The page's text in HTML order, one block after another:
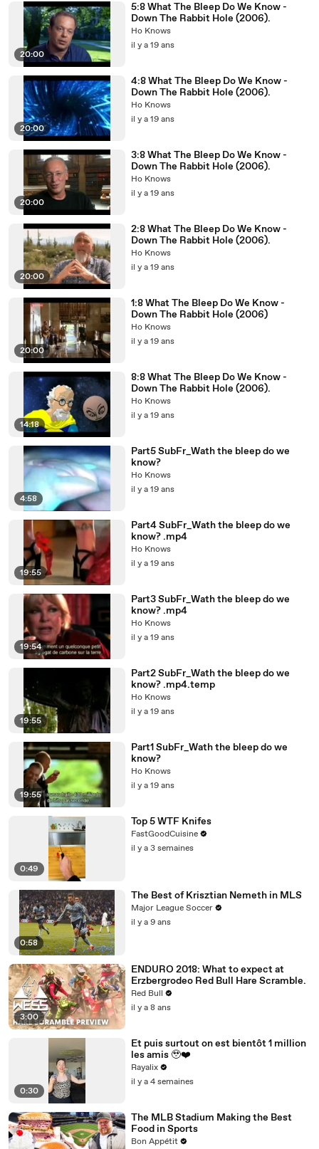
20:00
5:8 What The Bleep Do We Know -
Down The Rabbit Hole (2006).
Ho Knows
il y a 19 ans
20:00
4:8 What The Bleep Do We Know -
Down The Rabbit Hole (2006).
Ho Knows
il y a 19 ans
20:00
3:8 What The Bleep Do We Know -
Down The Rabbit Hole (2006).
Ho Knows
il y a 19 ans
20:00
2:8 What The Bleep Do We Know -
Down The Rabbit Hole (2006).
Ho Knows
il y a 19 ans
20:00
1:8 What The Bleep Do We Know -
Down The Rabbit Hole (2006)
Ho Knows
il y a 19 ans
14:18
8:8 What The Bleep Do We Know -
Down The Rabbit Hole (2006).
Ho Knows
il y a 19 ans
4:58
Part5 SubFr_Wath the bleep do we
know?
Ho Knows
il y a 19 ans
19:55
Part4 SubFr_Wath the bleep do we
know? .mp4
Ho Knows
il y a 19 ans
19:54
Part3 SubFr_Wath the bleep do we
know? .mp4
Ho Knows
il y a 19 ans
19:55
Part2 SubFr_Wath the bleep do we
know? .mp4.temp
Ho Knows
il y a 19 ans
19:55
Part1 SubFr_Wath the bleep do we
know?
Ho Knows
il y a 19 ans
0:49
Top 5 WTF Knifes
FastGoodCuisine
il y a 3 semaines
0:58
The Best of Krisztian Nemeth in MLS
Major League Soccer
il y a 9 ans
3:00
ENDURO 2018: What to expect at
Erzbergrodeo Red Bull Hare Scramble.
Red Bull
il y a 8 ans
0:30
Et puis surtout on est bientôt 1 million
les amis 🥹❤️‍
Rayalix
il y a 4 semaines
The MLB Stadium Making the Best
Food in Sports
Bon Appétit